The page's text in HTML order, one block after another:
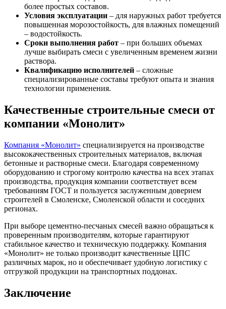
более простых составов.
Условия эксплуатации – для наружных работ требуется
повышенная морозостойкость, для влажных помещений
– водостойкость.
Сроки выполнения работ – при больших объемах
лучше выбирать смеси с увеличенным временем жизни
раствора.
Квалификацию исполнителей – сложные
специализированные составы требуют опыта и знания
технологии применения.
Качественные строительные смеси от
компании «Монолит»
Компания «Монолит» специализируется на производстве
высококачественных строительных материалов, включая
бетонные и растворные смеси. Благодаря современному
оборудованию и строгому контролю качества на всех этапах
производства, продукция компании соответствует всем
требованиям ГОСТ и пользуется заслуженным доверием
строителей в Смоленске, Смоленской области и соседних
регионах.
При выборе цементно-песчаных смесей важно обращаться к
проверенным производителям, которые гарантируют
стабильное качество и техническую поддержку. Компания
«Монолит» не только производит качественные ЦПС
различных марок, но и обеспечивает удобную логистику с
отгрузкой продукции на транспортных поддонах.
Заключение